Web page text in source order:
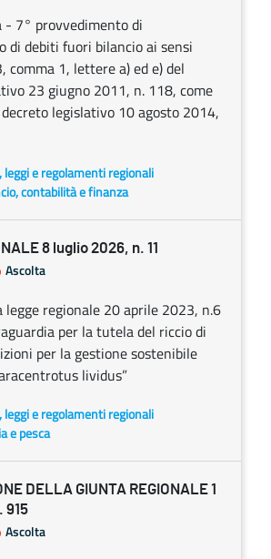
- 7° provvedimento di
di debiti fuori bilancio ai sensi
comma 1, lettere a) ed e) del
23 giugno 2011, n. 118, come
legislativo 10 agosto 2014,
e regolamenti regionali
contabilità e finanza
8 luglio 2026, n. 11
Ascolta
legge regionale 20 aprile 2023, n.6
per la tutela del riccio di
per la gestione sostenibile
lividus”
e regolamenti regionali
e pesca
DELLA GIUNTA REGIONALE 1
915
Ascolta